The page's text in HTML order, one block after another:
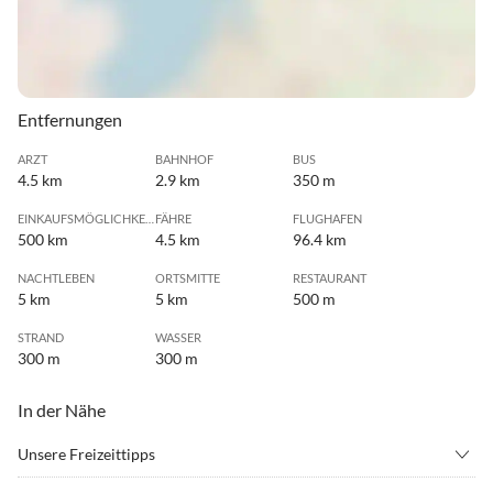
Entfernungen
ARZT
4.5 km
BAHNHOF
2.9 km
BUS
350 m
500 km
FÄHRE
4.5 km
FLUGHAFEN
96.4 km
NACHTLEBEN
5 km
ORTSMITTE
5 km
RESTAURANT
500 m
STRAND
300 m
WASSER
300 m
In der Nähe
Unsere Freizeittipps